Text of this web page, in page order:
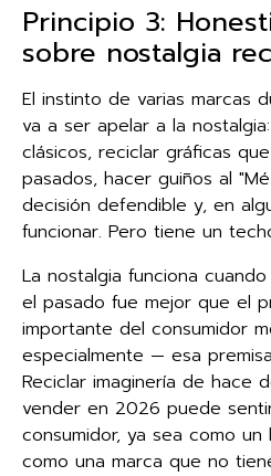
Principio 3:
sobre nostalgia
El instinto de varias marcas
va a ser apelar a la
clásicos, reciclar gráficas
pasados, hacer guiños al
decisión defendible y, en
funcionar. Pero tiene un
La nostalgia funciona
el pasado fue mejor que el
importante del consumidor
especialmente — esa
Reciclar imaginería de hace
vender en 2026 puede
consumidor, ya sea como
como una marca que no